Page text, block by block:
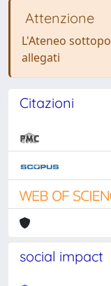
Attenzione
L'Ateneo
allegati
Citazioni
social impact